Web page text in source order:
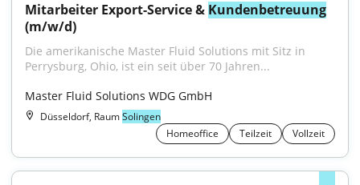
Mitarbeiter Export-Service & Kundenbetreuung
(m/w/d)
Die amerikanische Master Fluid Solutions mit Sitz in
Perrysburg, Ohio, ist ein seit über 70 Jahren...
Master Fluid Solutions WDG GmbH
Düsseldorf, RaumSolingen
Homeoffice
Teilzeit Vollzeit